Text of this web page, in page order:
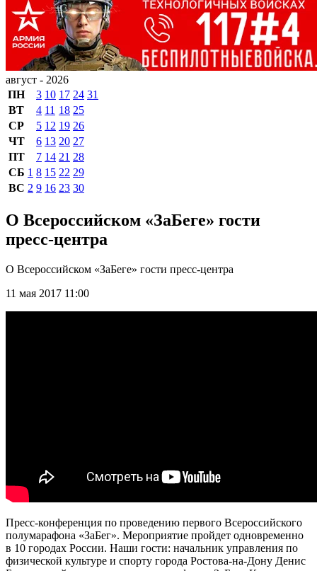
август - 2026
ПН
3 10 17 24 31
ВТ
4 11 18 25
СР
5 12 19 26
ЧТ
6 13 20 27
ПТ
7 14 21 28
СБ 1 8 15 22 29
ВС 2 9 16 23 30
О Всероссийском «ЗаБеге» гости
пресс-центра
О Всероссийском «ЗаБеге» гости пресс-центра
11 мая 2017 11:00
Пресс-конференция по проведению первого Всероссийского
полумарафона «ЗаБег». Мероприятие пройдет одновременно
в 10 городах России. Наши гости: начальник управления по
физической культуре и спорту города Ростова-на-Дону Денис